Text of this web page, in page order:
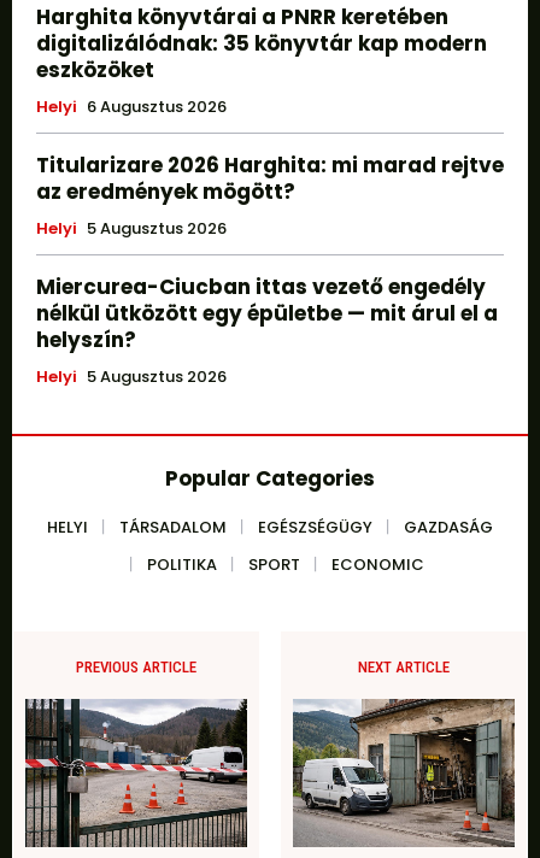
Harghita könyvtárai a PNRR keretében
digitalizálódnak: 35 könyvtár kap modern
eszközöket
Helyi 6 Augusztus 2026
Titularizare 2026 Harghita: mi marad rejtve
az eredmények mögött?
Helyi 5 Augusztus 2026
Miercurea-Ciucban ittas vezető engedély
nélkül ütközött egy épületbe — mit árul el a
helyszín?
Helyi 5 Augusztus 2026
Popular Categories
HELYI TÁRSADALOM EGÉSZSÉGÜGY
GAZDASÁG
POLITIKA
SPORT ECONOMIC
PREVIOUS ARTICLE NEXT ARTICLE